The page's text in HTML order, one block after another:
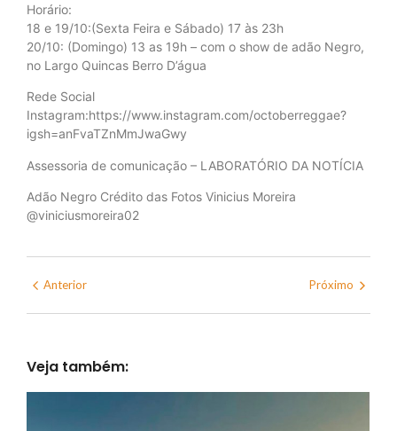
Horário:
18 e 19/10:(Sexta Feira e Sábado) 17 às 23h
20/10: (Domingo) 13 as 19h – com o show de adão Negro,
no Largo Quincas Berro D’água
Rede Social
Instagram:https://www.instagram.com/octoberreggae?
igsh=anFvaTZnMmJwaGwy
Assessoria de comunicação – LABORATÓRIO DA NOTÍCIA
Adão Negro Crédito das Fotos Vinicius Moreira
@viniciusmoreira02
Anterior Próximo
Veja também: